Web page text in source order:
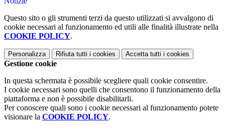
Questo sito o gli strumenti terzi da questo utilizzati si avvalgono di
cookie necessari al funzionamento ed utili alle finalità illustrate nella
COOKIE POLICY.
Personalizza Rifiuta tutti i cookies Accetta tutti i cookies
Gestione cookie
In questa schermata è possibile scegliere quali cookie consentire.
I cookie necessari sono quelli che consentono il funzionamento della
piattaforma e non è possibile disabilitarli.
Per conoscere quali sono i cookie necessari al funzionamento potete
visionare la COOKIE POLICY.